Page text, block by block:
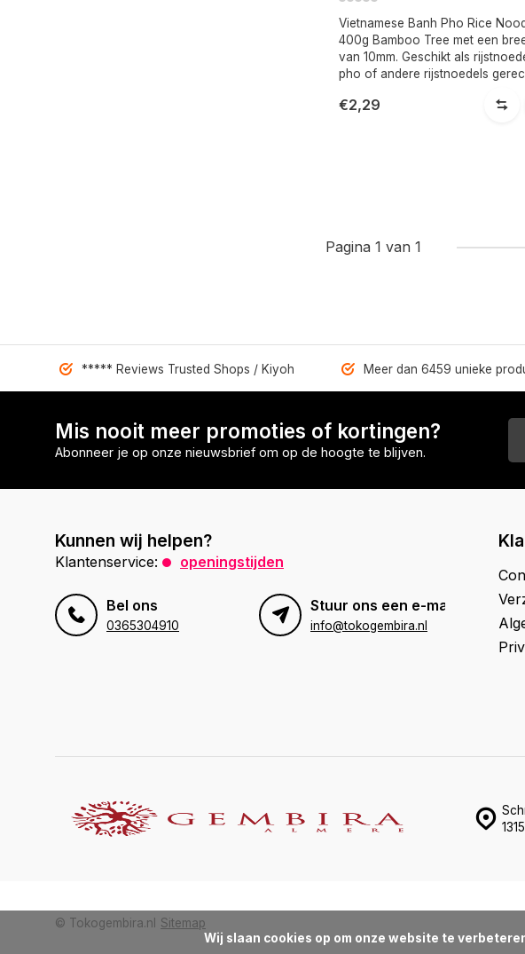
Vietnamese Banh Pho Rice
400g Bamboo Tree met een
van 10mm. Geschikt als
pho of andere rijstnoedels
€2,29
Pagina 1 van 1
***** Reviews Trusted Shops / Kiyoh Meer dan 6459 unieke
Mis nooit meer promoties of kortingen?
Abonneer je op onze nieuwsbrief om op de hoogte te blijven.
Kunnen wij helpen?
Klantenservice: openingstijden
Bel ons
0365304910
Stuur ons een e-mail
info@tokogembira.nl
© Tokogembira.nl
Sitemap
Wij slaan cookies op om onze website te